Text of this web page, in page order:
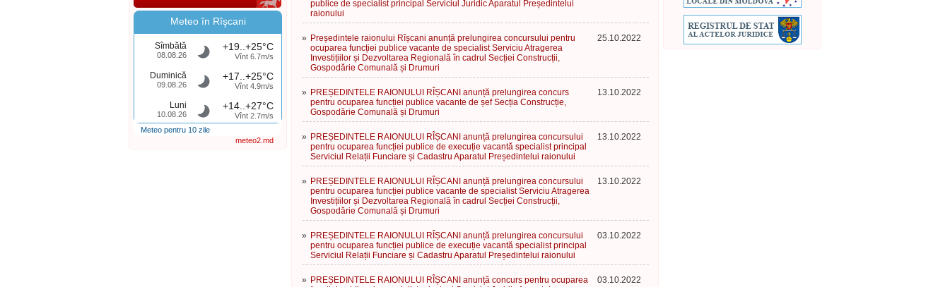
Meteo în Rîşcani
Sîmbătă
08.08.26
+19..+25°C
Vînt 6.7m/s
Duminică
09.08.26
+17..+25°C
Vînt 4.9m/s
Luni
10.08.26
+14..+27°C
Vînt 2.7m/s
Meteo pentru 10 zile
meteo2.md
publice de specialist principal Serviciul Juridic Aparatul Președintelui
raionului
» Președintele raionului Rîșcani anunță prelungirea concursului pentru
ocuparea funcției publice vacante de specialist Serviciu Atragerea
Investițiilor și Dezvoltarea Regională în cadrul Secției Construcții,
Gospodărie Comunală și Drumuri
25.10.2022
» PREȘEDINTELE RAIONULUI RÎȘCANI anunță prelungirea concurs
pentru ocuparea funcției publice vacante de șef Secția Construcție,
Gospodărie Comunală și Drumuri
13.10.2022
» PREȘEDINTELE RAIONULUI RÎȘCANI anunță prelungirea concursului
pentru ocuparea funcției publice de execuție vacantă specialist principal
Serviciul Relații Funciare și Cadastru Aparatul Președintelui raionului
13.10.2022
» PREȘEDINTELE RAIONULUI RÎȘCANI anunță prelungirea concursului
pentru ocuparea funcției publice vacante de specialist Serviciu Atragerea
Investițiilor și Dezvoltarea Regională în cadrul Secției Construcții,
Gospodărie Comunală și Drumuri
13.10.2022
» PREȘEDINTELE RAIONULUI RÎȘCANI anunță prelungirea concursului
pentru ocuparea funcției publice de execuție vacantă specialist principal
Serviciul Relații Funciare și Cadastru Aparatul Președintelui raionului
03.10.2022
» PREȘEDINTELE RAIONULUI RÎȘCANI anunță concurs pentru ocuparea
03.10.2022